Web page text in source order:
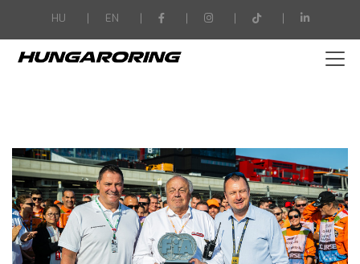
HU EN